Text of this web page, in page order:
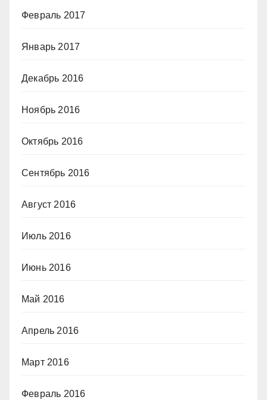
Февраль 2017
Январь 2017
Декабрь 2016
Ноябрь 2016
Октябрь 2016
Сентябрь 2016
Август 2016
Июль 2016
Июнь 2016
Май 2016
Апрель 2016
Март 2016
Февраль 2016